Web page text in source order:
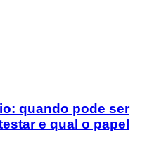
quando pode ser
e qual o papel